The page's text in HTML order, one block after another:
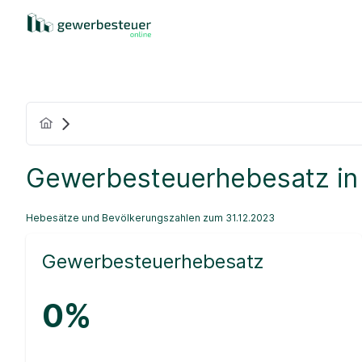
Gewerbesteuerhebesatz
Hebesätze und Bevölkerungszahlen zum 31.12.2023
Gewerbesteuerhebesatz
0%